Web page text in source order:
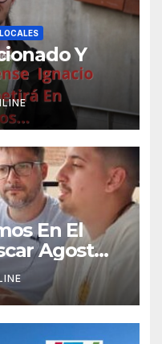
LOCALES
Y
En El
Agost